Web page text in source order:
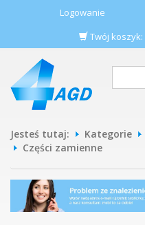
Logowanie
Twój koszyk:
Jesteś tutaj: Kategorie
Części zamienne